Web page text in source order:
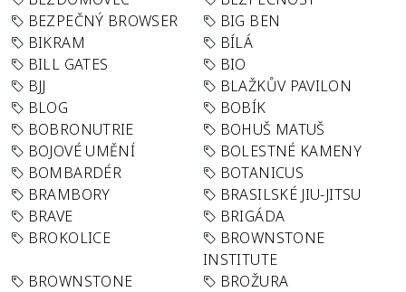
BEZPEČNÝ BROWSER
BIG BEN
BIKRAM
BÍLÁ
BILL GATES
BIO
BJJ
BLAŽKŮV PAVILON
BLOG
BOBÍK
BOBRONUTRIE
BOHUŠ MATUŠ
BOJOVÉ UMĚNÍ
BOLESTNÉ KAMENY
BOMBARDÉR
BOTANICUS
BRAMBORY
BRASILSKÉ JIU-JITSU
BRAVE
BRIGÁDA
BROKOLICE
BROWNSTONE
INSTITUTE
BROWNSTONE
BROŽURA